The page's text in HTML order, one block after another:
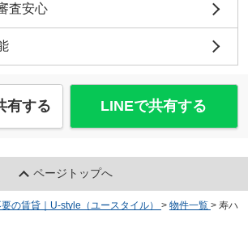
査安心
有する LINEで共有する
ページトップへ
の賃貸｜U-style（ユースタイル） > 物件一覧 > 寿ハ